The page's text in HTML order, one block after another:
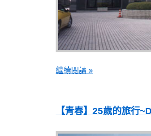
繼續閱讀 »
【青春】25歲的旅行